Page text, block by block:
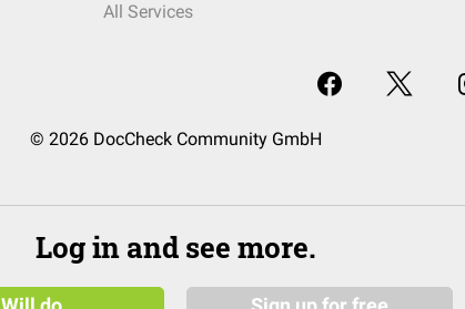
All Services
© 2026 DocCheck Community GmbH
Log in and see more.